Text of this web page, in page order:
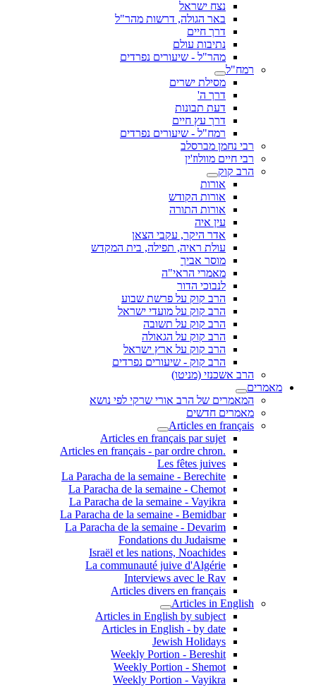
נצח ישראל
באר הגולה, דרשות מהר"ל
דרך חיים
נתיבות עולם
מהר"ל - שיעורים נפרדים
רמח"ל
מסילת ישרים
דרך ה'
דעת תבונות
דרך עץ חיים
רמח"ל - שיעורים נפרדים
רבי נחמן מברסלב
רבי חיים מוולוז'ין
הרב קוק
אורות
אורות הקודש
אורות התורה
עין איה
אדר היקר, עקבי הצאן
עולת ראיה, תפילה, בית המקדש
מוסר אביך
מאמרי הראי"ה
לנבוכי הדור
הרב קוק על פרשת שבוע
הרב קוק על מועדי ישראל
הרב קוק על תשובה
הרב קוק על הגאולה
הרב קוק על ארץ ישראל
הרב קוק - שיעורים נפרדים
הרב אשכנזי (מניטו)
מאמרים
המאמרים של הרב אורי שרקי לפי נושא
מאמרים חדשים
Articles en français
Articles en français par sujet
.Articles en français - par ordre chron
Les fêtes juives
La Paracha de la semaine - Berechite
La Paracha de la semaine - Chemot
La Paracha de la semaine - Vayikra
La Paracha de la semaine - Bemidbar
La Paracha de la semaine - Devarim
Fondations du Judaisme
Israël et les nations, Noachides
La communauté juive d'Algérie
Interviews avec le Rav
Articles divers en français
Articles in English
Articles in English by subject
Articles in English - by date
Jewish Holidays
Weekly Portion - Bereshit
Weekly Portion - Shemot
Weekly Portion - Vayikra